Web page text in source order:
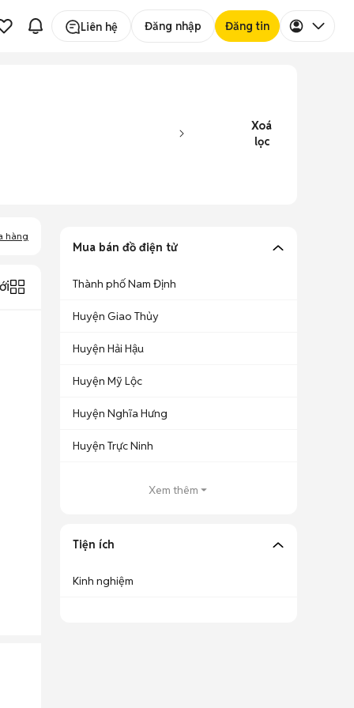
Liên hệ Đăng nhập Đăng tin
Xoá
lọc
hàng
Mua bán đồ điện tử
Thành phố Nam Định
Huyện Giao Thủy
Huyện Hải Hậu
Huyện Mỹ Lộc
Huyện Nghĩa Hưng
Huyện Trực Ninh
Xem thêm
Tiện ích
Kinh nghiệm